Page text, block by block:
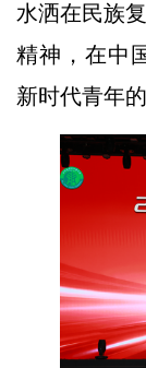
水洒在民族
精神，在中
新时代青年